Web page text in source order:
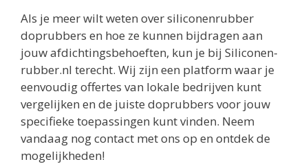
Als je meer wilt weten over siliconenrubber
doprubbers en hoe ze kunnen bijdragen aan
jouw afdichtingsbehoeften, kun je bij Siliconen-
rubber.nl terecht. Wij zijn een platform waar je
eenvoudig offertes van lokale bedrijven kunt
vergelijken en de juiste doprubbers voor jouw
specifieke toepassingen kunt vinden. Neem
vandaag nog contact met ons op en ontdek de
mogelijkheden!